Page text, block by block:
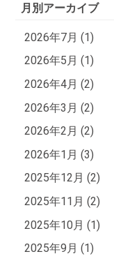
月別アーカイブ
2026年7月 (1)
2026年5月 (1)
2026年4月 (2)
2026年3月 (2)
2026年2月 (2)
2026年1月 (3)
2025年12月 (2)
2025年11月 (2)
2025年10月 (1)
2025年9月 (1)